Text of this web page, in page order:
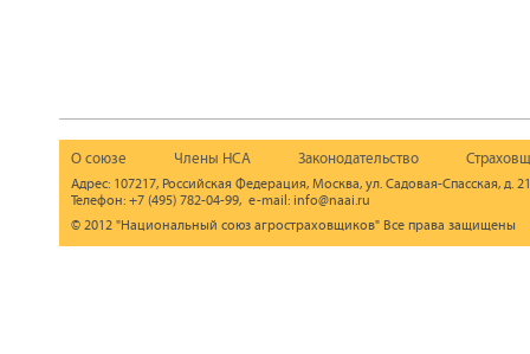
О союзе Члены НСА Законодательство
Адрес: 107217, Российская Федерация, Москва, ул. Садовая-Спасская, д.
Телефон: +7 (495) 782-04-99, e-mail: info@naai.ru
© 2012 "Национальный союз агростраховщиков" Все права защищены